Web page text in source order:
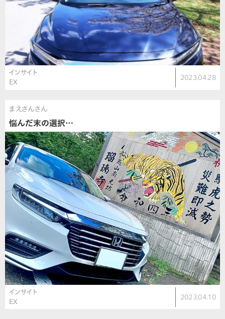
インサイト
EX
2023.04.28
まえさんさん
悩んだ末の選択…
インサイト
EX
2023.04.10